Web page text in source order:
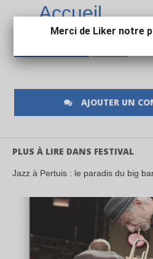
Accueil
AJOUTER UN
PLUS À LIRE DANS FESTIVAL
Jazz à Pertuis : le paradis du big
Merci de Liker notre